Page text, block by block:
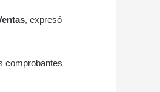
, expresó
comprobantes